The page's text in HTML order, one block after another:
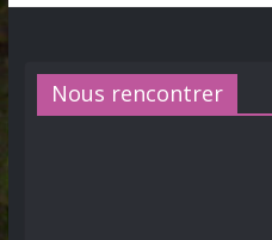
Nous rencontrer